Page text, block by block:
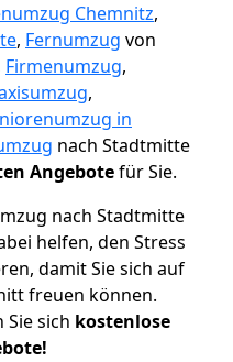
Chemnitz,
, Fernumzug von
Firmenumzug,
,
in
nach Stadtmitte
Angebotefür Sie.
nach Stadtmitte
helfen, den Stress
damit Sie sich auf
freuen können.
sich kostenlose